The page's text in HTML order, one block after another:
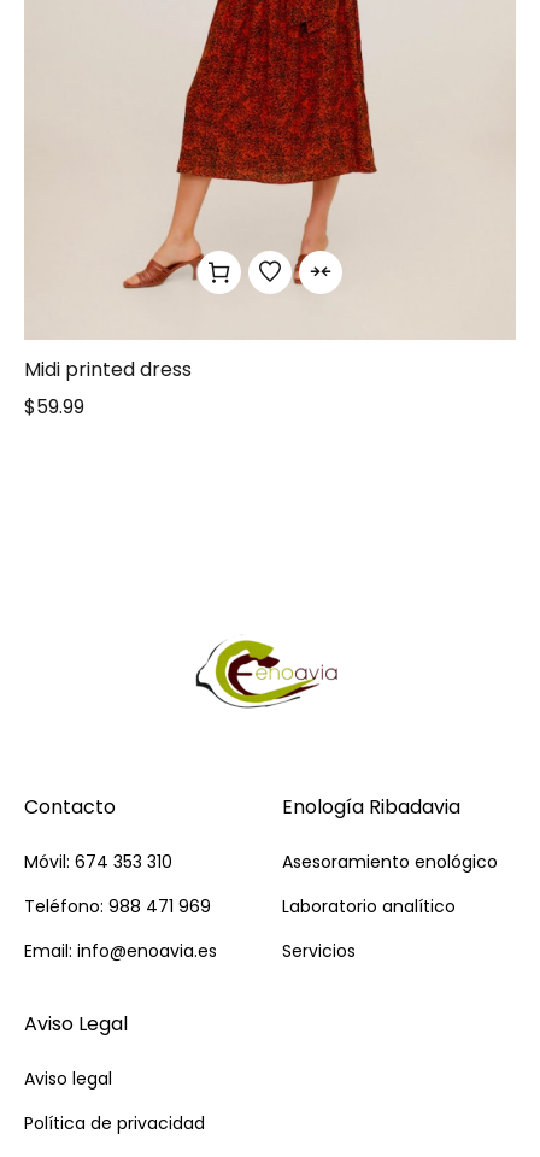
Midi printed dress
$59.99
Contacto
Móvil: 674 353 310
Teléfono: 988 471 969
Email: info@enoavia.es
Enología Ribadavia
Asesoramiento enológico
Laboratorio analítico
Servicios
Aviso Legal
Aviso legal
Política de privacidad